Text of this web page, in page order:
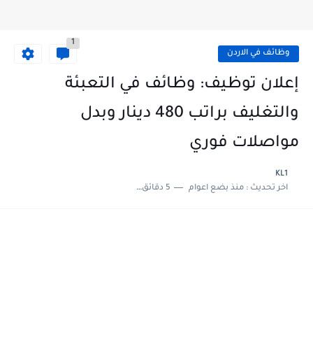
وظائف في الاردن
1
إعلان توظيف: وظائف في التعبئة
والتغليف براتب 480 دينار وبدل
مواصلات فوري
KL1
اخر تحديث :منذ بضع اعوام 5 دقائق للقراءة